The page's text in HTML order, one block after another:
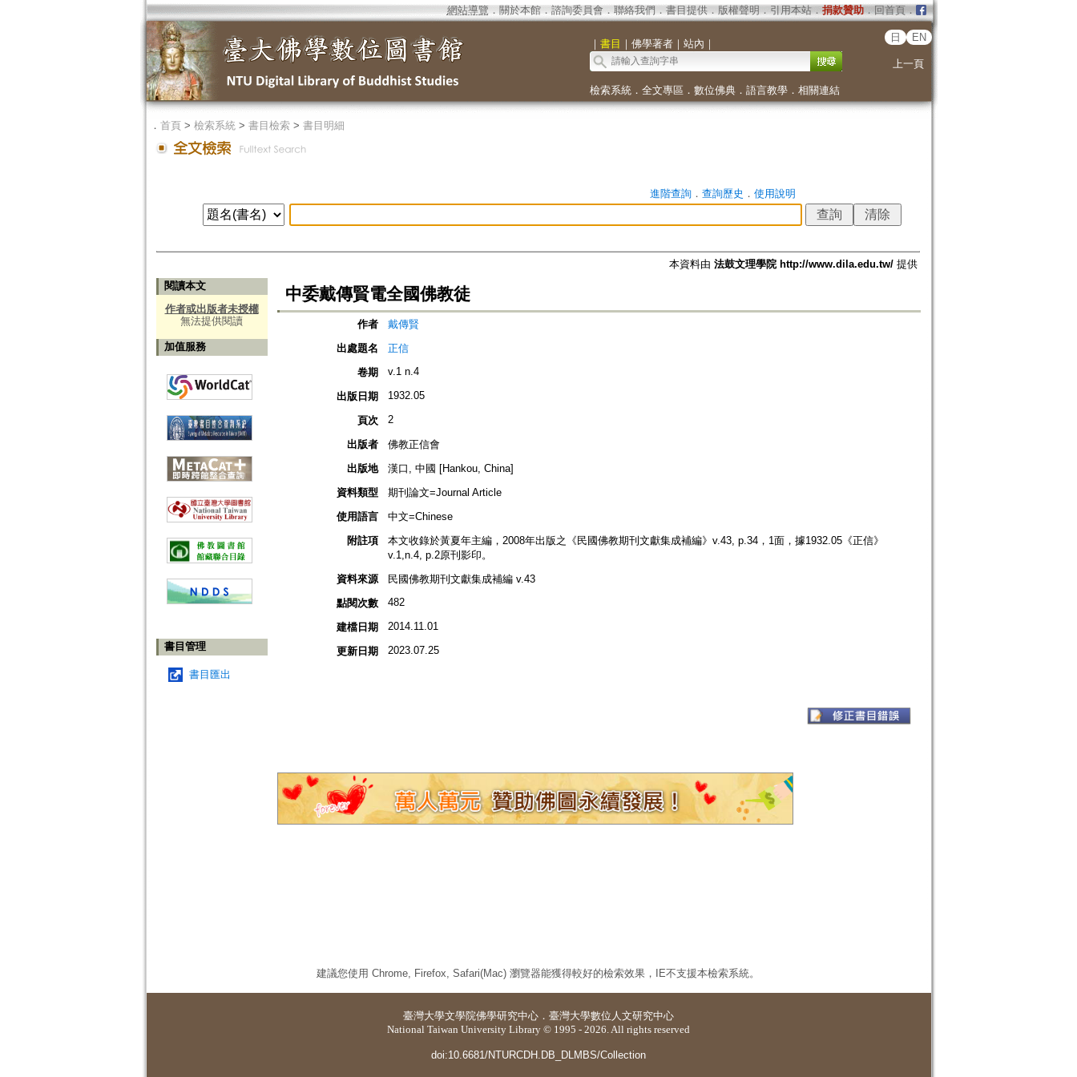
網站導覽 ． 關於本館． 諮詢委員會． 聯絡我們 ． 書目提供． 版權聲明 ． 引用本站． 捐款贊助．回首頁．
｜ 書目 ｜ 佛學著者｜ 站內 ｜
日 EN
上一頁
檢索系統． 全文專區 ． 數位佛典． 語言教學． 相關連結
． 首頁> 檢索系統> 書目檢索> 書目明細
進階查詢． 查詢歷史 ． 使用說明
本資料由 法鼓文理學院 http://www.dila.edu.tw/提供
閱讀本文
作者或出版者未授權
無法提供閱讀
加值服務
書目管理
書目匯出
中委戴傳賢電全國佛教徒
作者
戴傳賢
出處題名
正信
卷期
v.1 n.4
出版日期 1932.05
頁次 2
出版者
佛教正信會
出版地
漢口, 中國 [Hankou, China]
資料類型
期刊論文=Journal Article
使用語言
中文=Chinese
附註項
本文收錄於黃夏年主編，2008年出版之《民國佛教期刊文獻集成補編》v.43, p.34，1面，據1932.05《正信》
v.1,n.4, p.2原刊影印。
資料來源
民國佛教期刊文獻集成補編 v.43
點閱次數
482
建檔日期 2014.11.01
更新日期 2023.07.25
建議您使用 Chrome, Firefox, Safari(Mac) 瀏覽器能獲得較好的檢索效果，IE不支援本檢索系統。
臺灣大學文學院佛學研究中心 ． 臺灣大學數位人文研究中心
National Taiwan University Library © 1995 - 2026. All rights reserved
doi:10.6681/NTURCDH.DB_DLMBS/Collection